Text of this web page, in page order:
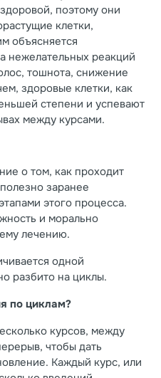
поэтому они
клетки,
объясняется
нежелательных реакций
тошнота, снижение
здоровые клетки, как
степени и успевают
между курсами.
о том, как проходит
заранее
этого процесса.
и морально
лечению.
одной
разбито на циклы.
по циклам?
курсов, между
чтобы дать
Каждый курс, или